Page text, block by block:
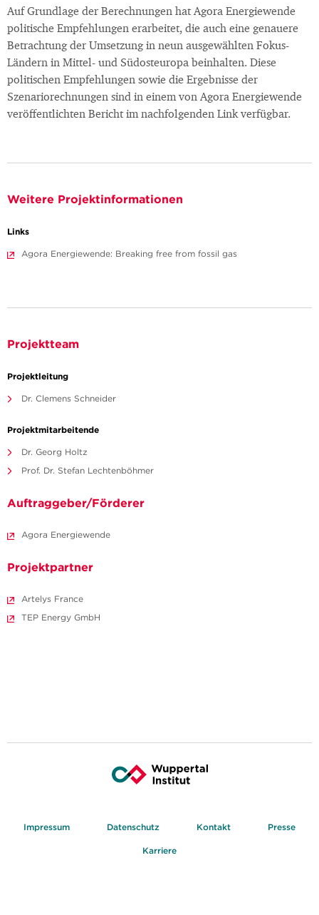
Auf Grundlage der Berechnungen hat Agora Energiewende
politische Empfehlungen erarbeitet, die auch eine genauere
Betrachtung der Umsetzung in neun ausgewählten Fokus-
Ländern in Mittel- und Südosteuropa beinhalten. Diese
politischen Empfehlungen sowie die Ergebnisse der
Szenariorechnungen sind in einem von Agora Energiewende
veröffentlichten Bericht im nachfolgenden Link verfügbar.
Weitere Projektinformationen
Links
Agora Energiewende: Breaking free from fossil gas
Projektteam
Projektleitung
Dr. Clemens Schneider
Projektmitarbeitende
Dr. Georg Holtz
Prof. Dr. Stefan Lechtenböhmer
Auftraggeber/Förderer
Agora Energiewende
Projektpartner
Artelys France
TEP Energy GmbH
Impressum Datenschutz Kontakt Presse
Karriere